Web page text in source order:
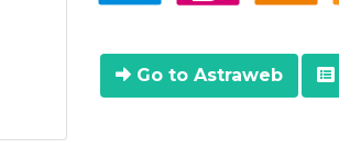
Go to Astraweb